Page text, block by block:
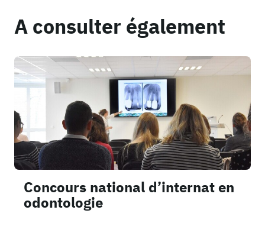
A consulter également
Concours national d’internat en
odontologie